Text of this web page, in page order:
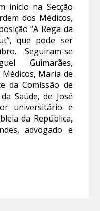
início na Secção
dos Médicos,
“A Rega da
que pode ser
Seguiram-se
Guimarães,
Maria de
da Comissão de
Saúde, de José
universitário e
da República,
advogado e